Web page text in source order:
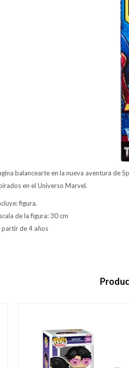
balancearte en la nueva aventura de
en el Universo Marvel.
figura.
de la figura: 30 cm
partir de 4 años